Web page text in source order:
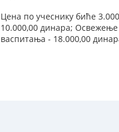
Цена по учеснику биће
10.000,00 динара;
васпитања - 18.000,00